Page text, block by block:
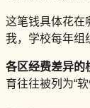
这笔钱具体花在
我，学校每年组
各区经费差异的
育往往被列为“